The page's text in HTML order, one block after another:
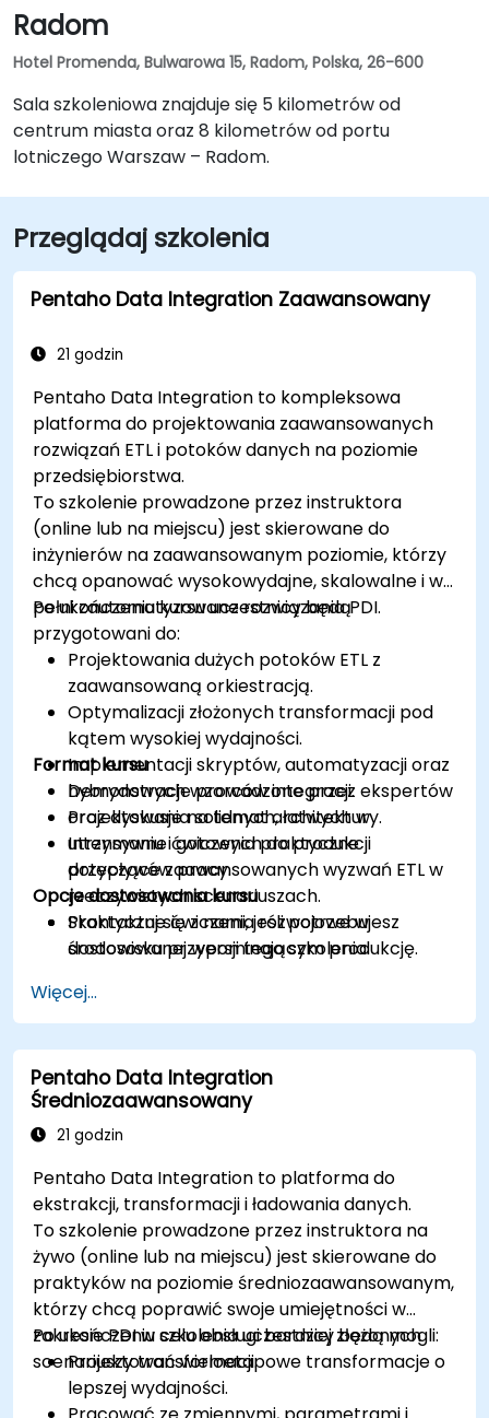
Radom
Hotel Promenda, Bulwarowa 15, Radom, Polska, 26-600
Sala szkoleniowa znajduje się 5 kilometrów od
centrum miasta oraz 8 kilometrów od portu
lotniczego Warszaw – Radom.
Przeglądaj szkolenia
Pentaho Data Integration Zaawansowany
21 godzin
Pentaho Data Integration to kompleksowa
platforma do projektowania zaawansowanych
rozwiązań ETL i potoków danych na poziomie
przedsiębiorstwa.
To szkolenie prowadzone przez instruktora
(online lub na miejscu) jest skierowane do
inżynierów na zaawansowanym poziomie, którzy
chcą opanować wysokowydajne, skalowalne i w
pełni zautomatyzowane rozwiązania PDI.
Po ukończeniu kursu uczestnicy będą
przygotowani do:
Projektowania dużych potoków ETL z
zaawansowaną orkiestracją.
Optymalizacji złożonych transformacji pod
kątem wysokiej wydajności.
Implementacji skryptów, automatyzacji oraz
hybrydowych wzorców integracji.
Projektowania solidnych, łatwych w
utrzymaniu i gotowych do produkcji
przepływów pracy.
Format kursu
Demonstracje prowadzone przez ekspertów
oraz dyskusje na temat architektury.
Intensywne ćwiczenia praktyczne
dotyczące zaawansowanych wyzwań ETL w
rzeczywistych scenariuszach.
Praktyczne ćwiczenia rozwojowe w
środowisku przypominającym produkcję.
Opcje dostosowania kursu
Skontaktuj się z nami, jeśli potrzebujesz
dostosowanej wersji tego szkolenia.
Więcej...
Pentaho Data Integration
Średniozaawansowany
21 godzin
Pentaho Data Integration to platforma do
ekstrakcji, transformacji i ładowania danych.
To szkolenie prowadzone przez instruktora na
żywo (online lub na miejscu) jest skierowane do
praktyków na poziomie średniozaawansowanym,
którzy chcą poprawić swoje umiejętności w
zakresie PDI w celu obsługi bardziej złożonych
scenariuszy transformacji.
Po ukończeniu szkolenia uczestnicy będą mogli:
Projektować wieloetapowe transformacje o
lepszej wydajności.